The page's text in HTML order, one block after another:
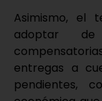
Asimismo, el
adoptar de
entregas a
pendientes,